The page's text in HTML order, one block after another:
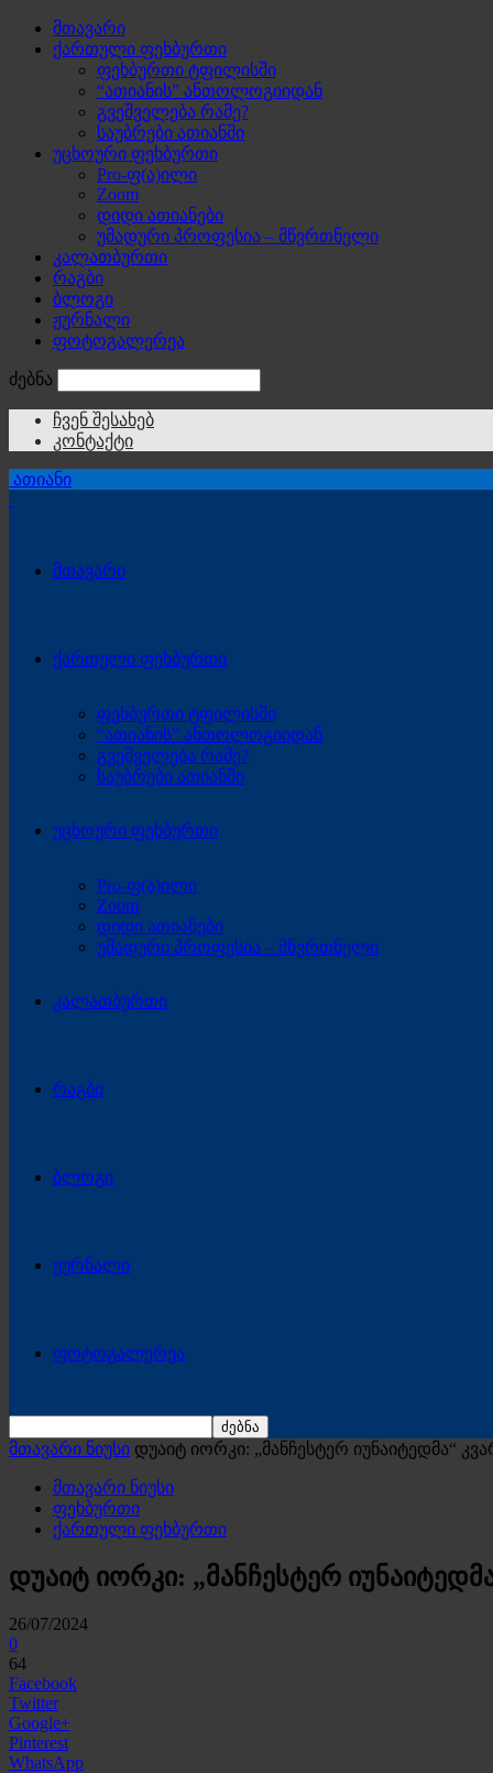
მთავარი
ქართული ფეხბურთი
ფეხბურთი ტფილისში
“ათიანის” ანთოლოგიიდან
გვეშველება რამე?
საუბრები ათიანში
უცხოური ფეხბურთი
Pro-ფ(ა)ილი
Zoom
დიდი ათიანები
უმადური პროფესია – მწვრთნელი
კალათბურთი
რაგბი
ბლოგი
ჟურნალი
ფოტოგალერეა
ძებნა
ჩვენ შესახებ
კონტაქტი
ათიანი
მთავარი
ქართული ფეხბურთი
ფეხბურთი ტფილისში
“ათიანის” ანთოლოგიიდან
გვეშველება რამე?
საუბრები ათიანში
უცხოური ფეხბურთი
Pro-ფ(ა)ილი
Zoom
დიდი ათიანები
უმადური პროფესია – მწვრთნელი
კალათბურთი
რაგბი
ბლოგი
ჟურნალი
ფოტოგალერეა
მთავარი ნიუსი დუაიტ იორკი: „მანჩესტერ იუნაიტედმა“
მთავარი ნიუსი
ფეხბურთი
ქართული ფეხბურთი
დუაიტ იორკი: „მანჩესტერ
26/07/2024
0
64
Facebook
Twitter
Google+
Pinterest
WhatsApp